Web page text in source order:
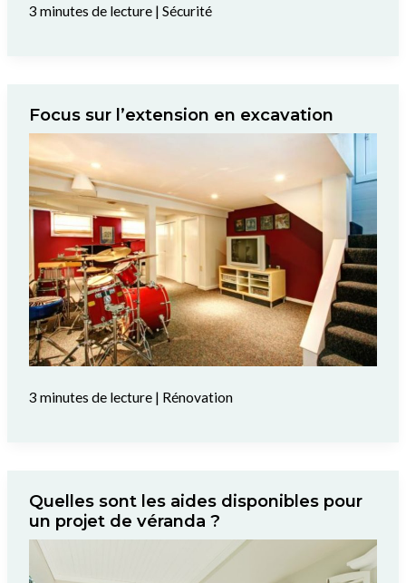
3 minutes de lecture| Sécurité
Focus sur l’extension en excavation
3 minutes de lecture| Rénovation
Quelles sont les aides disponibles pour
un projet de véranda ?